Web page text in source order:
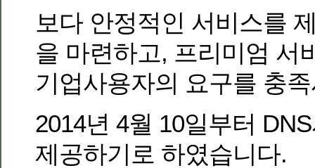
보다 안정적인 서비스를
을 마련하고, 프리미엄 서
기업사용자의 요구를 충
2014년 4월 10일부터
제공하기로 하였습니다.